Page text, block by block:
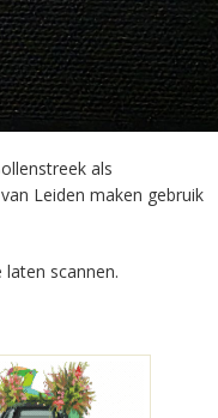
als
Leiden maken gebruik
scannen.